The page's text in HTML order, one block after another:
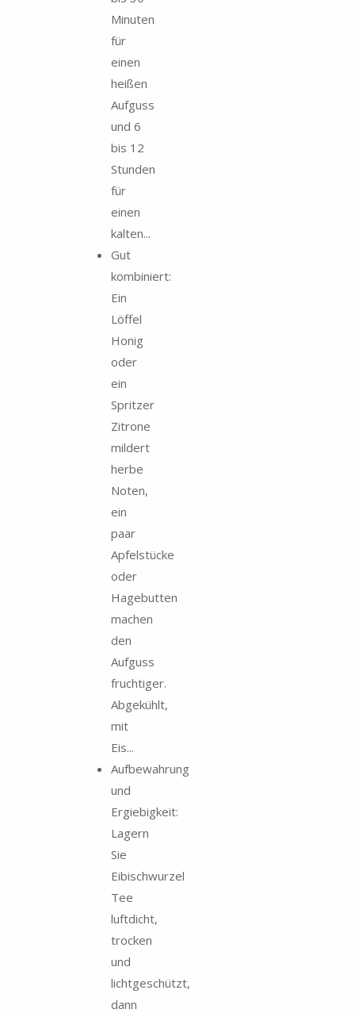
Minuten
für
einen
heißen
Aufguss
und 6
bis 12
Stunden
für
einen
kalten...
Gut
kombiniert:
Ein
Löffel
Honig
oder
ein
Spritzer
Zitrone
mildert
herbe
Noten,
ein
paar
Apfelstücke
oder
Hagebutten
machen
den
Aufguss
fruchtiger.
Abgekühlt,
mit
Eis...
Aufbewahrung
und
Ergiebigkeit:
Lagern
Sie
Eibischwurzel
Tee
luftdicht,
trocken
und
lichtgeschützt,
dann